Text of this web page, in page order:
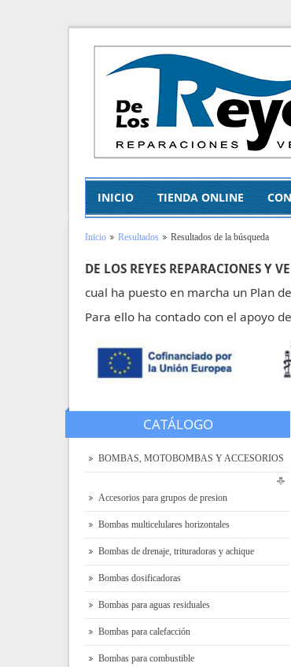
INICIO TIENDA ONLINE
Inicio Resultados Resultados de la búsqueda
DE LOS REYES REPARACIONES Y
cual ha puesto en marcha un Plan
Para ello ha contado con el apoyo
CATÁLOGO
BOMBAS, MOTOBOMBAS Y ACCESORIOS
Accesorios para grupos de presion
Bombas multicelulares horizontales
Bombas de drenaje, trituradoras y achique
Bombas dosificadoras
Bombas para aguas residuales
Bombas para calefacción
Bombas para combustible